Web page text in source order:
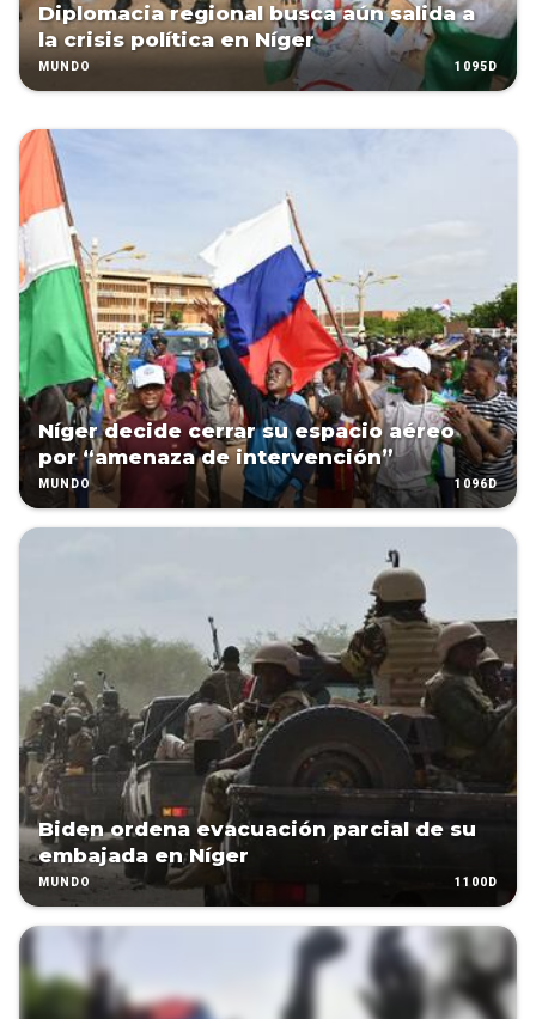
Diplomacia regional busca aún salida a
la crisis política en Níger
MUNDO 1095D
Níger decide cerrar su espacio aéreo
por “amenaza de intervención”
MUNDO 1096D
Biden ordena evacuación parcial de su
embajada en Níger
MUNDO 1100D